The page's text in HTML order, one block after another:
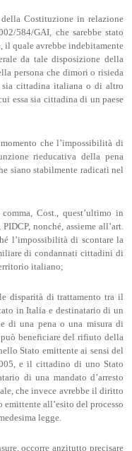
Costituzione in relazione
584/GAI, che sarebbe stato
il quale avrebbe indebitamente
da tale disposizione della
persona che dimori o risieda
cittadina italiana o di altro
essa sia cittadina di un paese
che l’impossibilità di
rieducativa della pena
siano stabilmente radicati nel
Cost., quest’ultimo in
nonché, assieme all’art.
l’impossibilità di scontare la
di condannati cittadini di
italiano;
disparità di trattamento tra il
in Italia e destinatario di un
di una pena o una misura di
beneficiare del rifiuto della
Stato emittente ai sensi del
e il cittadino di uno Stato
di una mandato d’arresto
che invece avrebbe il diritto
all’esito del processo
legge.
occorre anzitutto precisare